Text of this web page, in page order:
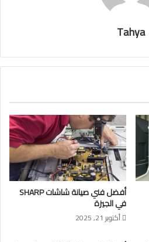
Tahya
أفضل فني صيانة شاشات SHARP
في الجيزة
أكتوبر 21, 2025